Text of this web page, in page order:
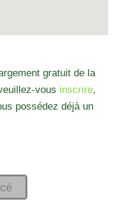
gratuit de la
vous inscrire,
possédez déjà un